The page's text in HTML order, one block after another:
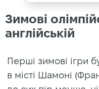
Зимові
англійській
Перші зимові ігри
в місті Шамоні